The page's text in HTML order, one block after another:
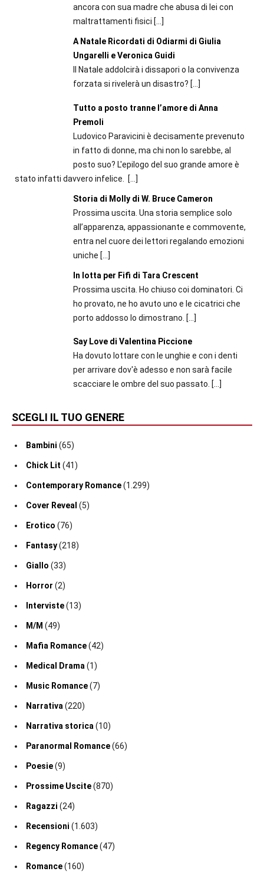
ancora con sua madre che abusa di lei con
maltrattamenti fisici […]
A Natale Ricordati di Odiarmi di Giulia
Ungarelli e Veronica Guidi
Il Natale addolcirà i dissapori o la convivenza
forzata si rivelerà un disastro? […]
Tutto a posto tranne l’amore di Anna
Premoli
Ludovico Paravicini è decisamente prevenuto
in fatto di donne, ma chi non lo sarebbe, al
posto suo? L'epilogo del suo grande amore è
stato infatti davvero infelice.
[…]
Storia di Molly di W. Bruce Cameron
Prossima uscita. Una storia semplice solo
all’apparenza, appassionante e commovente,
entra nel cuore dei lettori regalando emozioni
uniche […]
In lotta per Fifi di Tara Crescent
Prossima uscita. Ho chiuso coi dominatori. Ci
ho provato, ne ho avuto uno e le cicatrici che
porto addosso lo dimostrano. […]
Say Love di Valentina Piccione
Ha dovuto lottare con le unghie e con i denti
per arrivare dov'è adesso e non sarà facile
scacciare le ombre del suo passato. […]
SCEGLI IL TUO GENERE
Bambini (65)
Chick Lit (41)
Contemporary Romance(1.299)
Cover Reveal (5)
Erotico (76)
Fantasy(218)
Giallo (33)
Horror (2)
Interviste(13)
M/M (49)
Mafia Romance(42)
Medical Drama (1)
Music Romance(7)
Narrativa (220)
Narrativa storica (10)
Paranormal Romance(66)
Poesie(9)
Prossime Uscite(870)
Ragazzi (24)
Recensioni (1.603)
Regency Romance(47)
Romance(160)